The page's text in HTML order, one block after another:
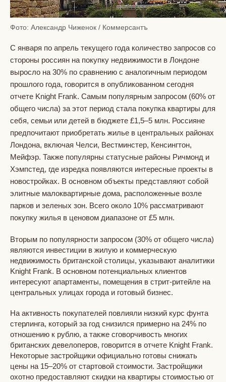
Фото: Александр Чиженок / Коммерсантъ
С января по апрель текущего года количество запросов со
стороны россиян на покупку недвижимости в Лондоне
выросло на 30% по сравнению с аналогичным периодом
прошлого года, говорится в опубликованном сегодня
отчете Knight Frank. Самым популярным запросом (60% от
общего числа) за этот период стала покупка квартиры для
себя, семьи или детей в бюджете £1,5–5 млн. Россияне
предпочитают приобретать жилье в центральных районах
Лондона, включая Челси, Вестминстер, Кенсингтон,
Мейфэр. Также популярны статусные районы Ричмонд и
Хэмпстед, где изредка появляются интересные проекты в
новостройках. В основном объекты представляют собой
элитные малоквартирные дома, расположенные возле
парков и зеленых зон. Всего около 10% рассматривают
покупку жилья в ценовом диапазоне от £5 млн.
Вторым по популярности запросом (30% от общего числа)
являются инвестиции в жилую и коммерческую
недвижимость британской столицы, указывают аналитики
Knight Frank. В основном потенциальных клиентов
интересуют апартаменты, помещения в стрит-ритейле на
центральных улицах города и готовый бизнес.
На активность покупателей повлияли низкий курс фунта
стерлинга, который за год снизился примерно на 24% по
отношению к рублю, а также сговорчивость многих
британских девелоперов, говорится в отчете Knight Frank.
Некоторые застройщики официально готовы снижать
цены на 15–20% от стартовой стоимости. Застройщики
охотно предоставляют скидки на квартиры стоимостью от